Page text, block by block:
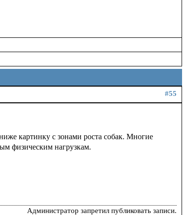
#55
картинку с зонами роста собак. Многие
физическим нагрузкам.
Администратор запретил публиковать записи.